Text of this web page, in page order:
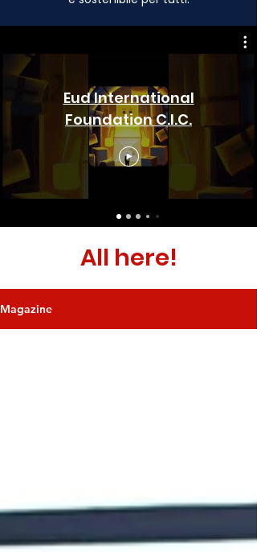
Eud International
Foundation C.I.C.
All here!
Magazine